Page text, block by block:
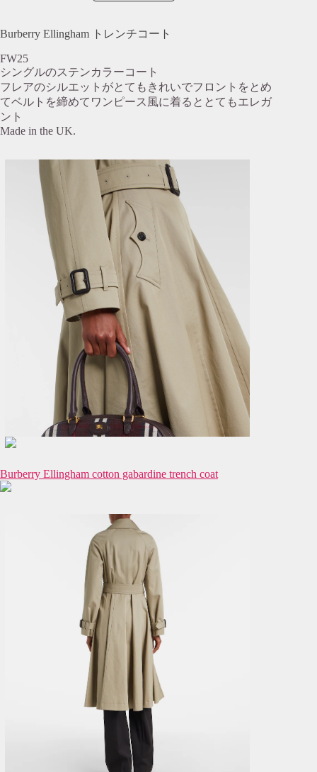
Burberry Ellingham トレンチコート
FW25
シングルのステンカラーコート
フレアのシルエットがとてもきれいでフロントをとめ
てベルトを締めてワンピース風に着るととてもエレガ
ント
Made in the UK.
Burberry Ellingham cotton gabardine trench coat